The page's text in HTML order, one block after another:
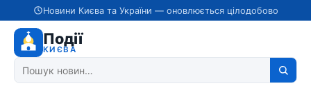
Новини Києва та України — оновлюється цілодобово
Події
КИЄВА